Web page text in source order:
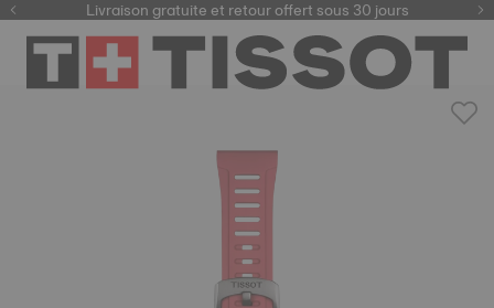
Livraison gratuite et retour offert sous 30 jours